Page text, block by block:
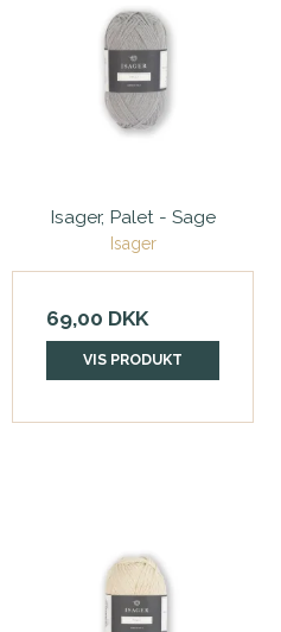
Isager, Palet - Sage
Isager
69,00 DKK
VIS PRODUKT